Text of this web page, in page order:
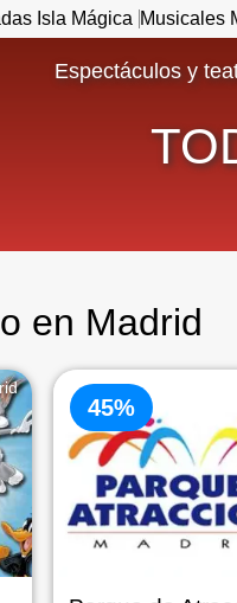
Isla Mágica Musicales
Espectáculos y
en Madrid
45%